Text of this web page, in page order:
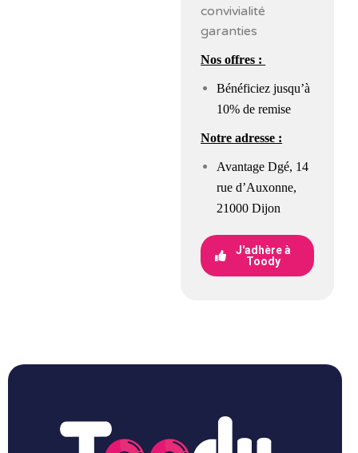
convivialité
garanties
Nos offres :
Bénéficiez jusqu’à
10% de remise
Notre adresse :
Avantage Dgé, 14
rue d’Auxonne,
21000 Dijon
J'adhère à
Toody